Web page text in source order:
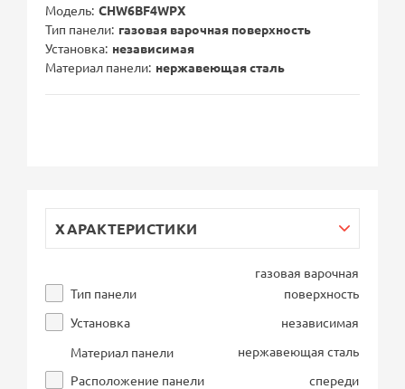
Модель CHW6BF4WPX
Тип панели газовая варочная поверхность
Установка независимая
Материал панели нержавеющая сталь
ХАРАКТЕРИСТИКИ
Тип панели
газовая варочная
поверхность
Установка
независимая
Материал панели
нержавеющая сталь
Расположение панели
спереди